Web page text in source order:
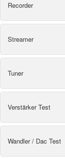
Recorder
Streamer
Tuner
Verstärker Test
Wandler / Dac Test